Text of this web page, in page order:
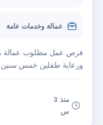
عمالة وخدمات عامة
فرص عمل مطلوب عمالة
ورعاية طفلين خمس
منذ 3
س